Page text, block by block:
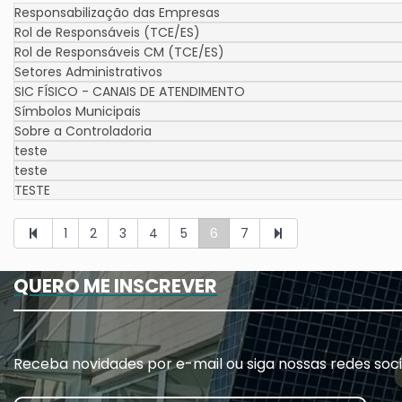
Responsabilização das Empresas
Rol de Responsáveis (TCE/ES)
Rol de Responsáveis CM (TCE/ES)
Setores Administrativos
SIC FÍSICO - CANAIS DE ATENDIMENTO
Símbolos Municipais
Sobre a Controladoria
teste
teste
TESTE
1 2 3 4 5 6 7
QUERO ME INSCREVER
Receba novidades por e-mail ou siga nossas redes